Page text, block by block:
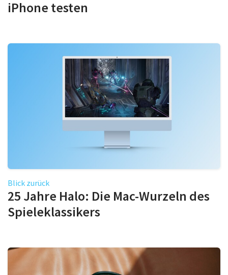
iPhone testen
Blick zurück
25 Jahre Halo: Die Mac-Wurzeln des
Spieleklassikers